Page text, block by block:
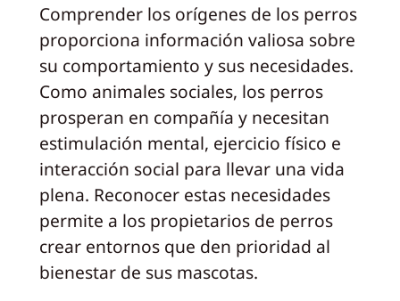
Comprender los orígenes de los perros
proporciona información valiosa sobre
su comportamiento y sus necesidades.
Como animales sociales, los perros
prosperan en compañía y necesitan
estimulación mental, ejercicio físico e
interacción social para llevar una vida
plena. Reconocer estas necesidades
permite a los propietarios de perros
crear entornos que den prioridad al
bienestar de sus mascotas.